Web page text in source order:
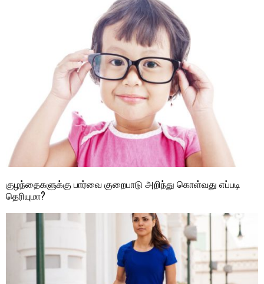
குழந்தைகளுக்கு பார்வை குறைபாடு அறிந்து கொள்வது எப்படி
தெரியுமா?